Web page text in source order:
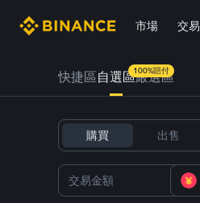
市場 交易
快捷區自選區嚴選區
100%賠付
購買 出售